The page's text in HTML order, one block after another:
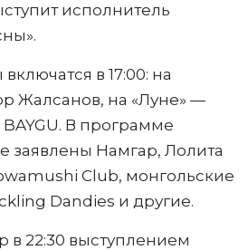
исполнитель
в 17:00: на
Жалсанов, на «Луне» —
BAYGU. В программе
заявлены Намгар, Лолита
Club, монгольские
Dandies и другие.
в 22:30 выступлением